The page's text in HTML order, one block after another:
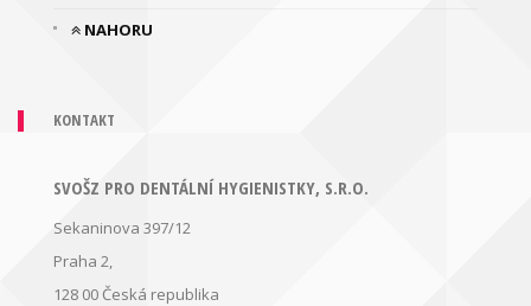
NAHORU
KONTAKT
SVOŠZ PRO DENTÁLNÍ HYGIENISTKY, S.R.O.
Sekaninova 397/12
Praha 2,
128 00 Česká republika